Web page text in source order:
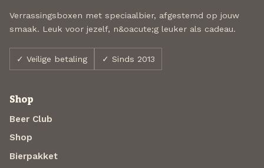
Verrassingsboxen met speciaalbier, afgestemd op jouw
smaak. Leuk voor jezelf, n&oacute;g leuker als cadeau.
✓ Veilige betaling ✓ Sinds 2013
Shop
Beer Club
Shop
Bierpakket